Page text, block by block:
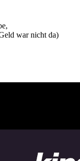
war nicht da)